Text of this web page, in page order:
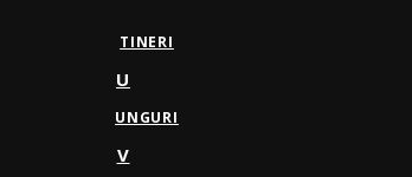
TINERI
U
UNGURI
V